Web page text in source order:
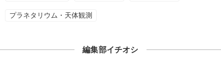
プラネタリウム・天体観測
編集部イチオシ